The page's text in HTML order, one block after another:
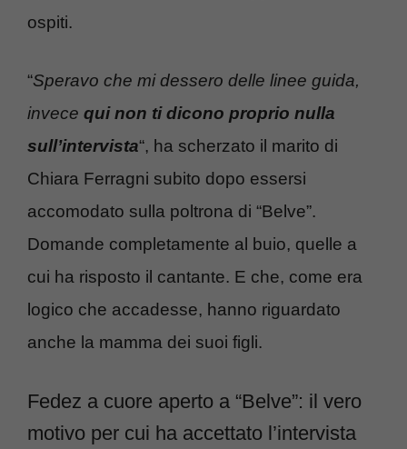
ospiti.
“Speravo che mi dessero delle linee guida,
invece qui non ti dicono proprio nulla
sull’intervista“, ha scherzato il marito di
Chiara Ferragni subito dopo essersi
accomodato sulla poltrona di “Belve”.
Domande completamente al buio, quelle a
cui ha risposto il cantante. E che, come era
logico che accadesse, hanno riguardato
anche la mamma dei suoi figli.
Fedez a cuore aperto a “Belve”: il vero
motivo per cui ha accettato l’intervista